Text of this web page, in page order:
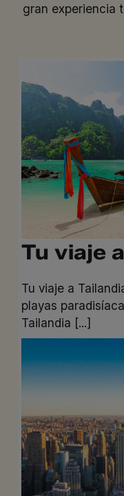
gran experiencia
Tu viaje
Tu viaje a
playas
Tailandia [...]